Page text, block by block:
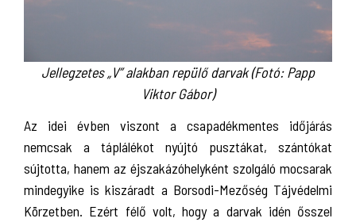
Jellegzetes „V” alakban repülő darvak (Fotó: Papp
Viktor Gábor)
Az idei évben viszont a csapadékmentes időjárás
nemcsak a táplálékot nyújtó pusztákat, szántókat
sújtotta, hanem az éjszakázóhelyként szolgáló mocsarak
mindegyike is kiszáradt a Borsodi-Mezőség Tájvédelmi
Körzetben. Ezért félő volt, hogy a darvak idén ősszel